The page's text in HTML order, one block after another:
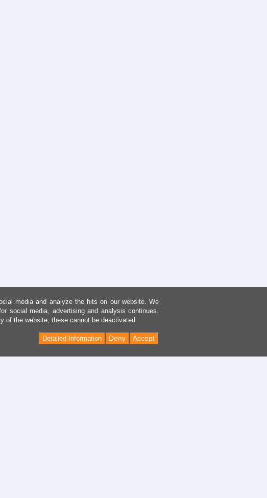
media and analyze the hits on our website. We
social media, advertising and analysis continues.
of the website, these cannot be deactivated.
Accept
Deny
Detailed Information